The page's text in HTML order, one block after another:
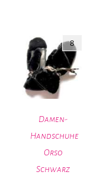
Damen-
Handschuhe
Orso
Schwarz
8